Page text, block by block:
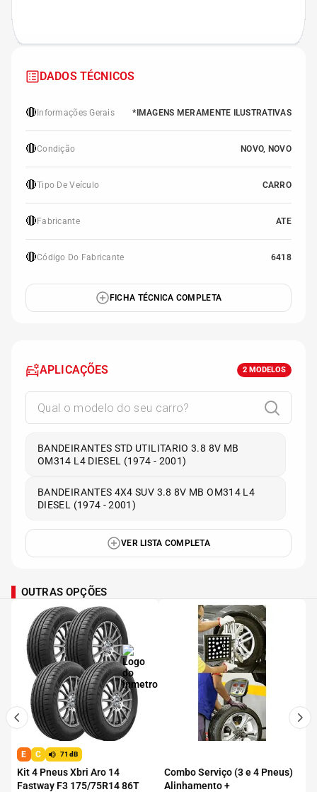
DADOS TÉCNICOS
🔴 Informações Gerais *IMAGENS MERAMENTE ILUSTRATIVAS
🔴Condição NOVO, NOVO
🔴Tipo De Veículo CARRO
🔴 Fabricante ATE
🔴Código Do Fabricante 6418
FICHA TÉCNICA COMPLETA
APLICAÇÕES 2 MODELOS
BANDEIRANTES STD UTILITARIO 3.8 8V MB
OM314 L4 DIESEL (1974 - 2001)
BANDEIRANTES 4X4 SUV 3.8 8V MB OM314 L4
DIESEL (1974 - 2001)
VER LISTA COMPLETA
OUTRAS OPÇÕES
E C 71dB
Kit 4 Pneus Xbri Aro 14
Fastway F3 175/75R14 86T
Combo Serviço (3 e 4 Pneus)
Alinhamento +